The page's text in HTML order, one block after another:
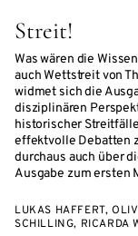
Streit!
Was wären die
auch Wettstreit von
widmet sich die
disziplinären
historischer
effektvolle Debatten
durchaus auch über
Ausgabe zum ersten
LUKAS HAFFERT,
SCHILLING, RICARDA